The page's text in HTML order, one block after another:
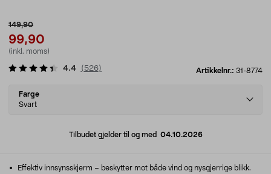
149,90
99,90
(inkl. moms)
Artikkelnr.: 31-8774
4.4 ( 526)
Select
variant
Farge
Svart
Tilbudet gjelder til og med 04.10.2026
Effektiv innsynsskjerm – beskytter mot både vind og nysgjerrige blikk.